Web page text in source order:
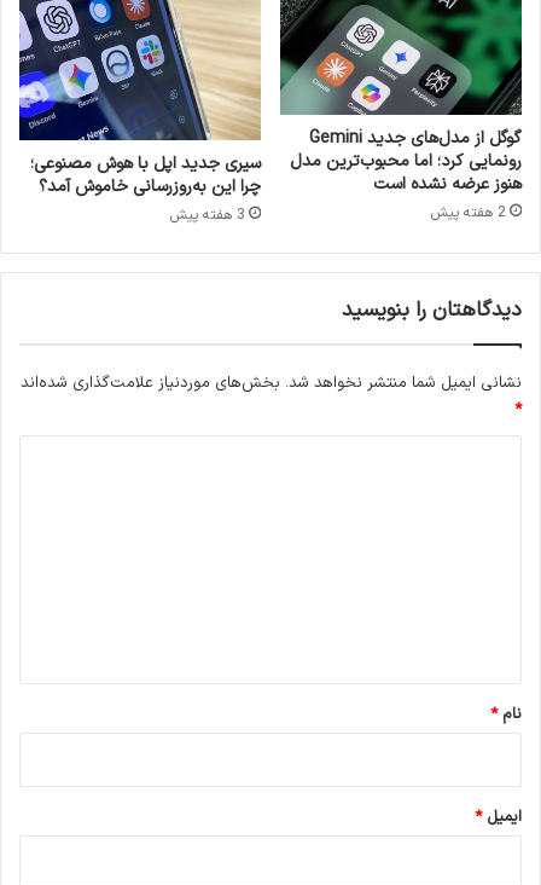
س
ک
و
پ
ف
ض
ا
ی
ه
ا
ب
»
ا
ن
و
م
ح
ا
ف
ظ
ف
ه
ی
ر
ی
گوگل از مدل‌های جدید Gemini
رونمایی کرد؛ اما محبوب‌ترین مدل
هنوز عرضه نشده است
2 هفته پیش
سیری جدید اپل با هوش مصنوعی؛
چرا این به‌روزرسانی خاموش آمد؟
3 هفته پیش
دیدگاهتان را بنویسید
نشانی ایمیل شما منتشر نخواهد شد. بخش‌های موردنیاز علامت‌گذاری شده‌اند
*
نام*
ایمیل*